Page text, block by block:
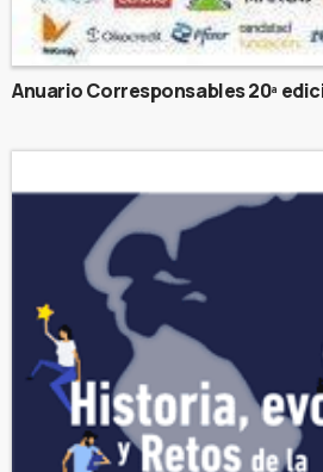
Anuario Corresponsables 20ª